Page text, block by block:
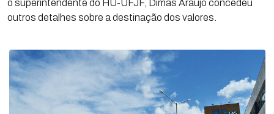
o superintendente do HU-UFJF, Dimas Araújo concedeu
outros detalhes sobre a destinação dos valores.